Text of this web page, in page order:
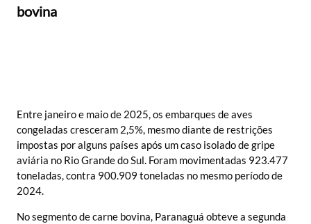
bovina
Entre janeiro e maio de 2025, os embarques de aves
congeladas cresceram 2,5%, mesmo diante de restrições
impostas por alguns países após um caso isolado de gripe
aviária no Rio Grande do Sul. Foram movimentadas 923.477
toneladas, contra 900.909 toneladas no mesmo período de
2024.
No segmento de carne bovina, Paranaguá obteve a segunda